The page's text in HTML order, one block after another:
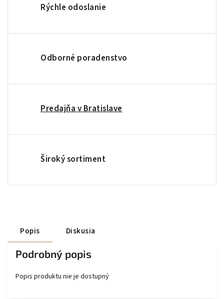
Rýchle odoslanie
Odborné poradenstvo
Predajňa v Bratislave
Široký sortiment
Popis Diskusia
Podrobný popis
Popis produktu nie je dostupný